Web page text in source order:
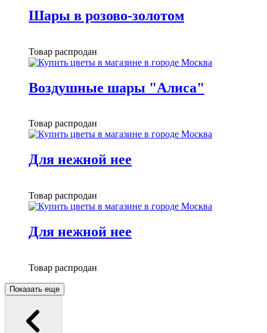
Шары в розово-золотом
Товар распродан
Воздушные шары "Алиса"
Товар распродан
Для нежной нее
Товар распродан
Для нежной нее
Товар распродан
Показать еще